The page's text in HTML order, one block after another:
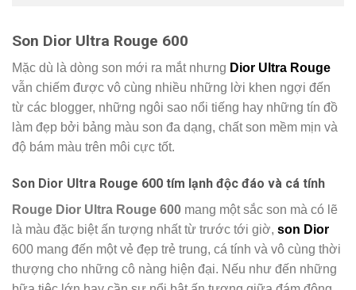
Son Dior Ultra Rouge 600
Mặc dù là dòng son mới ra mắt nhưng Dior Ultra Rouge
vẫn chiếm được vô cùng nhiều những lời khen ngợi đến
từ các blogger, những ngôi sao nổi tiếng hay những tín đồ
làm đẹp bởi bảng màu son đa dạng, chất son mềm mịn và
độ bám màu trên môi cực tốt.
Son Dior Ultra Rouge 600 tím lạnh độc đáo và cá tính
Rouge Dior Ultra Rouge 600 mang một sắc son mà có lẽ
là màu đặc biệt ấn tượng nhất từ trước tới giờ, son Dior
600 mang đến một vẻ đẹp trẻ trung, cá tính và vô cùng thời
thượng cho những cô nàng hiện đại. Nếu như đến những